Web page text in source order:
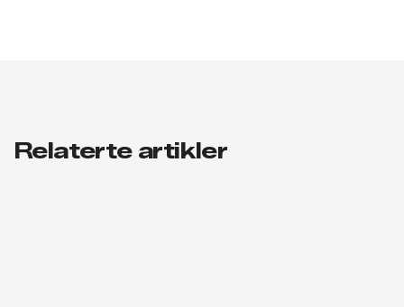
Relaterte artikler